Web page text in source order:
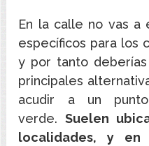
En la calle no vas a
específicos para los
y por tanto
principales
acudir a un
verde.Suelen
localidades, y